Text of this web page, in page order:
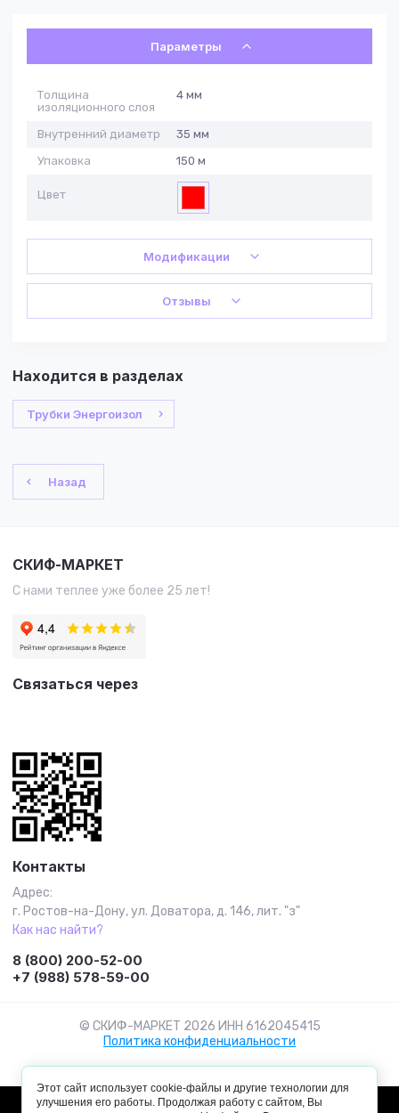
Параметры
Толщина
изоляционного слоя
4 мм
Внутренний диаметр
35 мм
Упаковка
150 м
Цвет
Модификации
Отзывы
Находится в разделах
Трубки Энергоизол
Назад
СКИФ-МАРКЕТ
С нами теплее уже более 25 лет!
Связаться через
Контакты
Адрес:
г. Ростов-на-Дону, ул. Доватора, д. 146, лит. "з"
Как нас найти?
8 (800) 200-52-00
+7 (988) 578-59-00
© СКИФ-МАРКЕТ 2026 ИНН 6162045415
Политика конфиденциальности
Этот сайт использует cookie-файлы и другие технологии для
улучшения его работы. Продолжая работу с сайтом, Вы